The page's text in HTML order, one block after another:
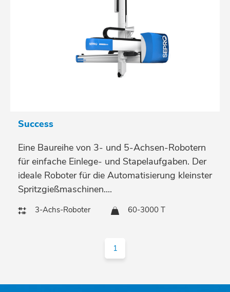
Success
Eine Baureihe von 3- und 5-Achsen-Robotern
für einfache Einlege- und Stapelaufgaben. Der
ideale Roboter für die Automatisierung kleinster
Spritzgießmaschinen....
3-Achs-Roboter 60-3000 T
1